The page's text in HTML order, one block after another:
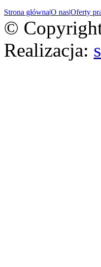
Strona główna|O nas|Oferty
©
Realizacja: